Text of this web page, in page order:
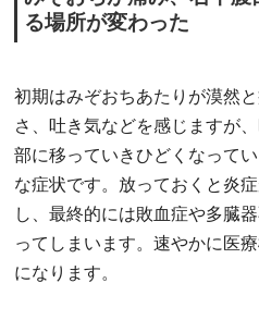
る場所が変わった
初期はみぞおちあたりが漠然
さ、吐き気などを感じますが
部に移っていきひどくなって
な症状です。放っておくと炎
し、最終的には敗血症や多臓
ってしまいます。速やかに医
になります。